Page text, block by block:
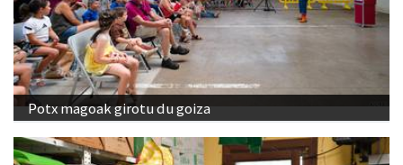
Potx magoak girotu du goiza